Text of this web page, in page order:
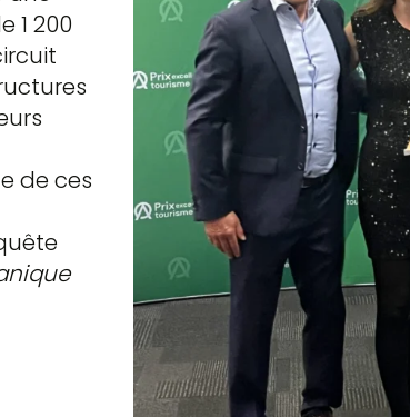
1 200
de ces